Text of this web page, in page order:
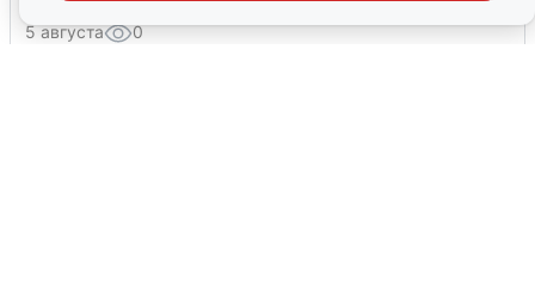
5 августа 0